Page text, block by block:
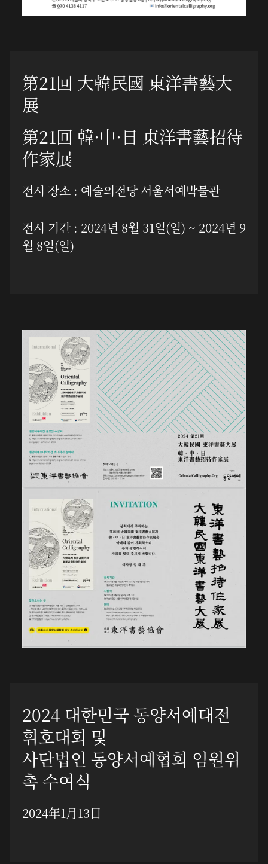
第21回 大韓民國 東洋書藝大
展
第21回 韓·中·日 東洋書藝招待
作家展
전시 장소 : 예술의전당 서울서예박물관
전시 기간 : 2024년 8월 31일(일) ~ 2024년 9
월 8일(일)
2024 대한민국 동양서예대전
휘호대회 및
사단법인 동양서예협회 임원위
촉 수여식
2024年1月13日